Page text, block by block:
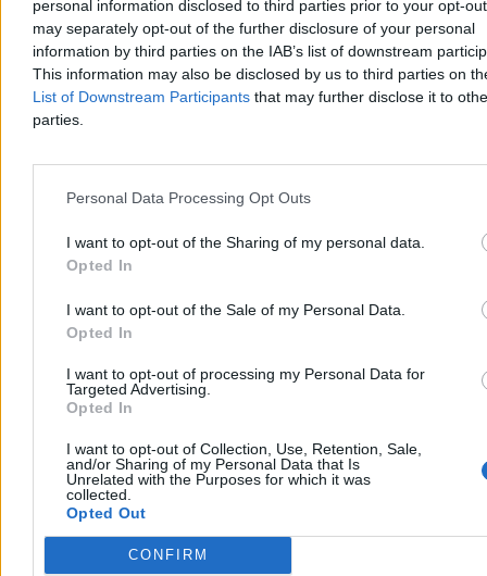
personal information disclosed to third parties prior to your opt-
may separately opt-out of the further disclosure of your personal
information by third parties on the IAB’s list of downstream
This information may also be disclosed by us to third parties on
List of Downstream Participants that may further disclose it to
parties.
Personal Data Processing Opt Outs
I want to opt-out of the Sharing of my personal data.
Opted In
I want to opt-out of the Sale of my Personal Data.
Opted In
I want to opt-out of processing my Personal Data for
Targeted Advertising.
Opted In
I want to opt-out of Collection, Use, Retention, Sale,
and/or Sharing of my Personal Data that Is
Unrelated with the Purposes for which it was
collected.
Opted Out
CONFIRM
ryzykiem infiltracji.
Tomasz Pałasz
Wczoraj 21:52
4 min
Reklama
Świat